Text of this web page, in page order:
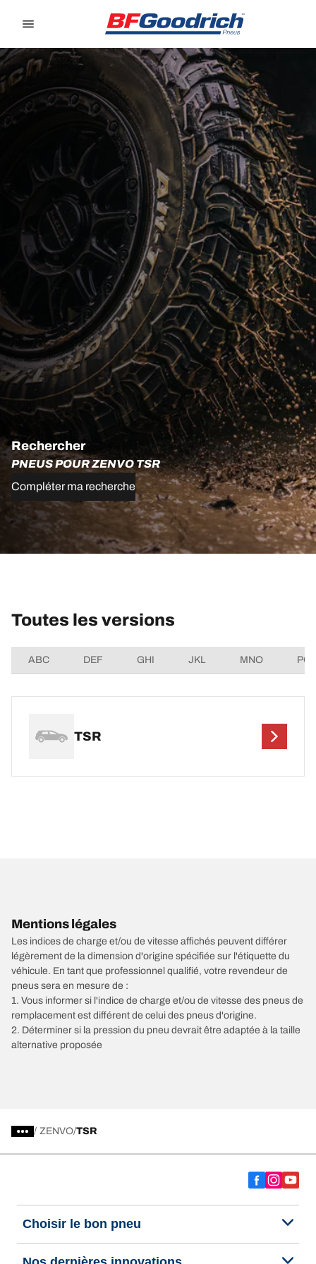
Rechercher
PNEUS POUR ZENVO TSR
Compléter ma recherche
Toutes les versions
ABC DEF GHI JKL MNO
TSR
Mentions légales
Les indices de charge et/ou de vitesse affichés peuvent différer
légèrement de la dimension d'origine spécifiée sur l'étiquette du
véhicule. En tant que professionnel qualifié, votre revendeur de
pneus sera en mesure de :
1. Vous informer si l'indice de charge et/ou de vitesse des pneus de
remplacement est différent de celui des pneus d'origine.
2. Déterminer si la pression du pneu devrait être adaptée à la taille
alternative proposée
/ ZENVO TSR
Choisir le bon pneu